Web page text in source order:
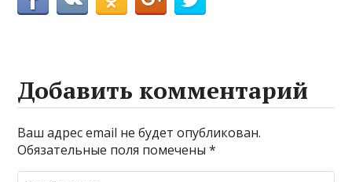
Добавить комментарий
Ваш адрес email не будет опубликован.
Обязательные поля помечены*